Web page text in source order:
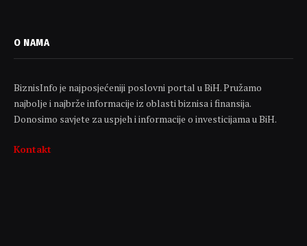
O NAMA
BiznisInfo je najposjećeniji poslovni portal u BiH. Pružamo
najbolje i najbrže informacije iz oblasti biznisa i finansija.
Donosimo savjete za uspjeh i informacije o investicijama u BiH.
Kontakt